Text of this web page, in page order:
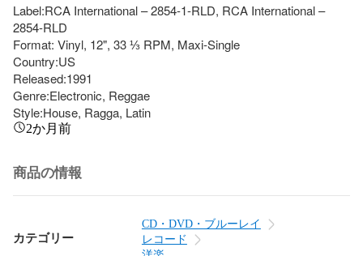
Label:RCA International – 2854-1-RLD, RCA International –
2854-RLD
Format: Vinyl, 12", 33 ⅓ RPM, Maxi-Single
Country:US
Released:1991
Genre:Electronic, Reggae
Style:House, Ragga, Latin
2か月前
商品の情報
カテゴリー
CD・DVD・ブルーレイ
レコード